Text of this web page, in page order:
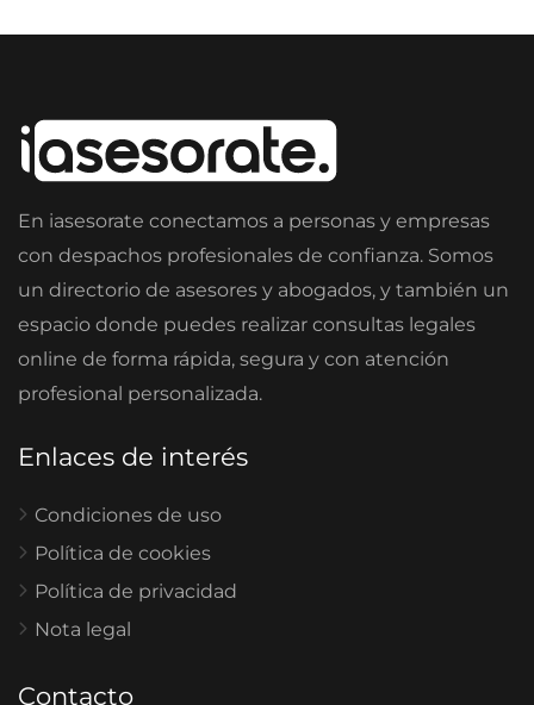
En iasesorate conectamos a personas y empresas
con despachos profesionales de confianza. Somos
un directorio de asesores y abogados, y también un
espacio donde puedes realizar consultas legales
online de forma rápida, segura y con atención
profesional personalizada.
Enlaces de interés
Condiciones de uso
Política de cookies
Política de privacidad
Nota legal
Contacto